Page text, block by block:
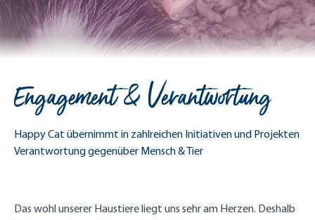
Engagement & Verantwortung
Happy Cat übernimmt in zahlreichen Initiativen und Projekten
Verantwortung gegenüber Mensch & Tier
Das wohl unserer Haustiere liegt uns sehr am Herzen. Deshalb